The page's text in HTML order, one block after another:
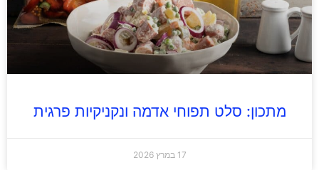
מתכון: סלט תפוחי אדמה ונקניקיות פרגית
17 במרץ 2026